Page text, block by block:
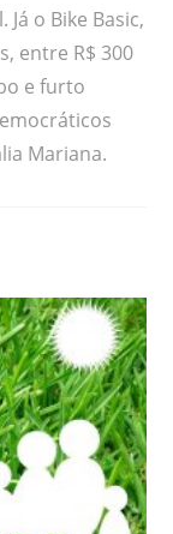
o Bike Basic,
entre R$ 300
e furto
Mariana.